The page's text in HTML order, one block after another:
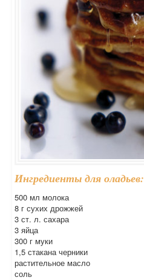
Ингредиенты для оладьев:
500 мл молока
8 г сухих дрожжей
3 ст. л. сахара
3 яйца
300 г муки
1,5 стакана черники
растительное масло
соль